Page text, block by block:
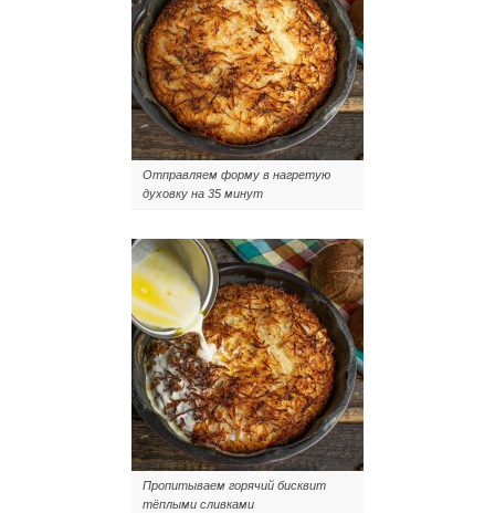
Отправляем форму в нагретую
духовку на 35 минут
Пропитываем горячий бисквит
тёплыми сливками